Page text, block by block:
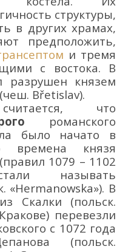
ость структуры,
в других храмах,
предположить,
и тремя
с востока. В
разрушен князем
Břetislav).
что
романского
было начато в
князя
1079 – 1102
называть
«Hermanowska»). В
Скалки (польск.
перевезли
с 1072 года
(польск.